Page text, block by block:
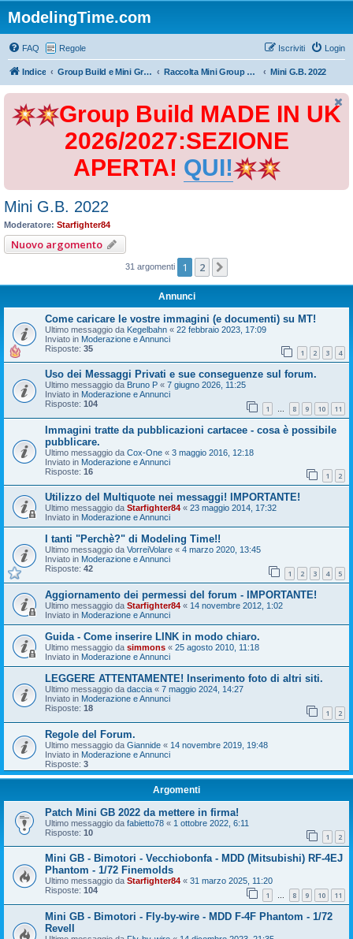
ModelingTime.com
FAQ Regole Login
Iscriviti
Indice Group Build e Mini Group Build Raccolta Mini Group Build Mini G.B. 2022
Group Build MADE IN UK
2026/2027:SEZIONE
APERTA! QUI!
Mini G.B. 2022
Moderatore: Starfighter84
Nuovo argomento
31 argomenti 1 2
Annunci
Come caricare le vostre immagini (e documenti) su MT!
Ultimo messaggio da Kegelbahn « 22 febbraio 2023, 17:09
Inviato in Moderazione e Annunci
Risposte: 35 1 2 3 4
Uso dei Messaggi Privati e sue conseguenze sul forum.
Ultimo messaggio da Bruno P « 7 giugno 2026, 11:25
Inviato in Moderazione e Annunci
Risposte: 104 1 … 8 9 10 11
Immagini tratte da pubblicazioni cartacee - cosa è possibile
pubblicare.
Ultimo messaggio da Cox-One « 3 maggio 2016, 12:18
Inviato in Moderazione e Annunci
Risposte: 16 1 2
Utilizzo del Multiquote nei messaggi! IMPORTANTE!
Ultimo messaggio da Starfighter84 « 23 maggio 2014, 17:32
Inviato in Moderazione e Annunci
I tanti "Perchè?" di Modeling Time!!
Ultimo messaggio da VorreiVolare « 4 marzo 2020, 13:45
Inviato in Moderazione e Annunci
Risposte: 42 1 2 3 4 5
Aggiornamento dei permessi del forum - IMPORTANTE!
Ultimo messaggio da Starfighter84 « 14 novembre 2012, 1:02
Inviato in Moderazione e Annunci
Guida - Come inserire LINK in modo chiaro.
Ultimo messaggio da simmons « 25 agosto 2010, 11:18
Inviato in Moderazione e Annunci
LEGGERE ATTENTAMENTE! Inserimento foto di altri siti.
Ultimo messaggio da daccia « 7 maggio 2024, 14:27
Inviato in Moderazione e Annunci
Risposte: 18 1 2
Regole del Forum.
Ultimo messaggio da Giannide « 14 novembre 2019, 19:48
Inviato in Moderazione e Annunci
Risposte: 3
Argomenti
Patch Mini GB 2022 da mettere in firma!
Ultimo messaggio da fabietto78 « 1 ottobre 2022, 6:11
Risposte: 10 1 2
Mini GB - Bimotori - Vecchiobonfa - MDD (Mitsubishi) RF-4EJ
Phantom - 1/72 Finemolds
Ultimo messaggio da Starfighter84 « 31 marzo 2025, 11:20
Risposte: 104 1 … 8 9 10 11
Mini GB - Bimotori - Fly-by-wire - MDD F-4F Phantom - 1/72
Revell